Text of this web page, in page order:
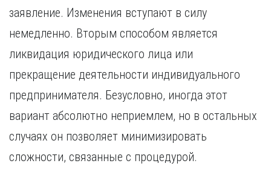
Л
Липецк
М
Магнитогорск
Махачкала
Н
Х
Хабаровск
Ч
Чебоксары
Череповец
Чита
Я
Ярославль
заявление. Изменения вступают в силу
немедленно. Вторым способом является
ликвидация юридического лица или
прекращение деятельности индивидуального
предпринимателя. Безусловно, иногда этот
вариант абсолютно неприемлем, но в остальных
случаях он позволяет минимизировать
сложности, связанные с процедурой.